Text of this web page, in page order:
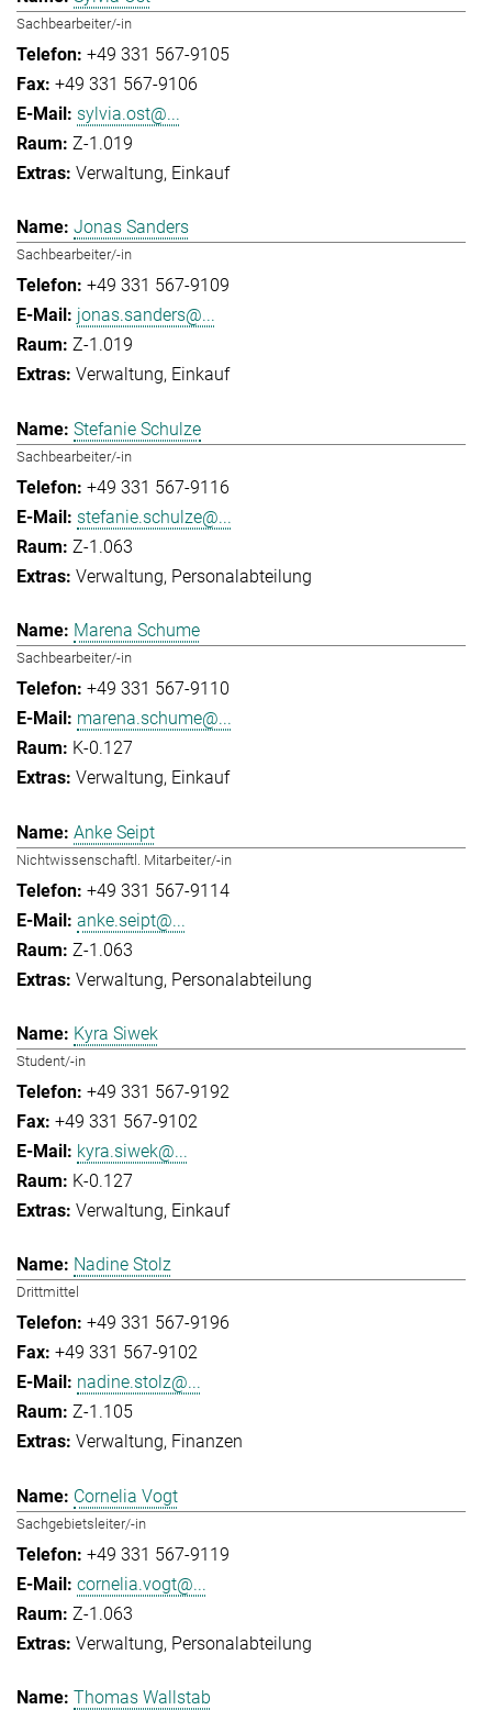
Sachbearbeiter/-in
+49 331 567-9105
+49 331 567-9106
sylvia.ost@...
Z-1.019
Verwaltung Einkauf
Jonas Sanders
Sachbearbeiter/-in
+49 331 567-9109
jonas.sanders@...
Z-1.019
Verwaltung Einkauf
Stefanie Schulze
Sachbearbeiter/-in
+49 331 567-9116
stefanie.schulze@...
Z-1.063
Verwaltung Personalabteilung
Marena Schume
Sachbearbeiter/-in
+49 331 567-9110
marena.schume@...
K-0.127
Verwaltung Einkauf
Anke Seipt
Nichtwissenschaftl. Mitarbeiter/-in
+49 331 567-9114
anke.seipt@...
Z-1.063
Verwaltung Personalabteilung
Kyra Siwek
Student/-in
+49 331 567-9192
+49 331 567-9102
kyra.siwek@...
K-0.127
Verwaltung Einkauf
Nadine Stolz
Drittmittel
+49 331 567-9196
+49 331 567-9102
nadine.stolz@...
Z-1.105
Verwaltung Finanzen
Cornelia Vogt
Sachgebietsleiter/-in
+49 331 567-9119
cornelia.vogt@...
Z-1.063
Verwaltung Personalabteilung
Thomas Wallstab